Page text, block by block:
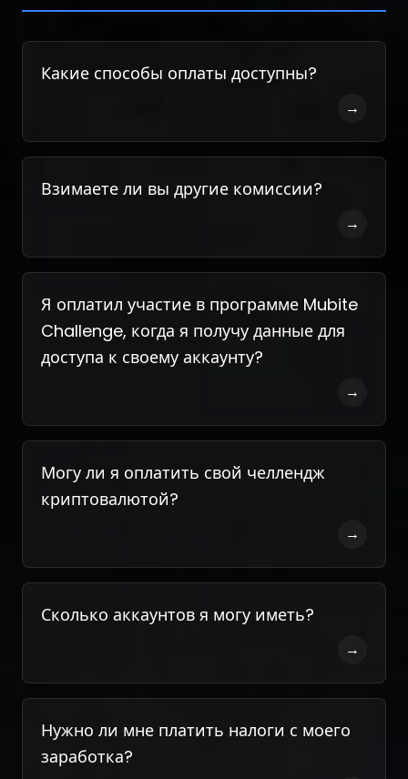
Какие способы оплаты доступны?
→
Взимаете ли вы другие комиссии?
→
Я оплатил участие в программе Mubite
Challenge, когда я получу данные для
доступа к своему аккаунту?
→
Могу ли я оплатить свой челлендж
криптовалютой?
→
Сколько аккаунтов я могу иметь?
→
Нужно ли мне платить налоги с моего
заработка?